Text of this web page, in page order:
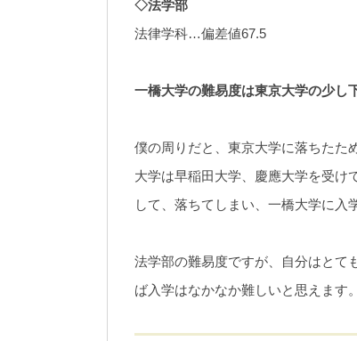
◇法学部
法律学科…偏差値67.5
一橋大学の難易度は東京大学の少し
僕の周りだと、東京大学に落ちたた
大学は早稲田大学、慶應大学を受け
して、落ちてしまい、一橋大学に入
法学部の難易度ですが、自分はとて
ば入学はなかなか難しいと思えます。